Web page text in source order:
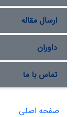
ارسال مقاله
داوران
تماس با ما
صفحه اصلی